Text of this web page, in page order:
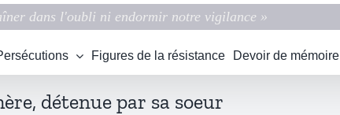
dans l'oubli ni endormir notre vigilance »
Figures de la résistance Devoir de mémoire
détenue par sa soeur